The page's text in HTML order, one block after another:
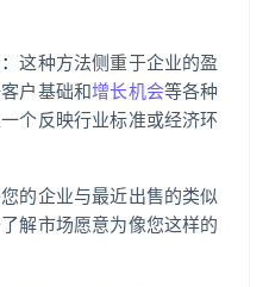
这种方法侧重于企业的盈
户基础和增长机会等各种
个反映行业标准或经济环
的企业与最近出售的类似
解市场愿意为像您这样的